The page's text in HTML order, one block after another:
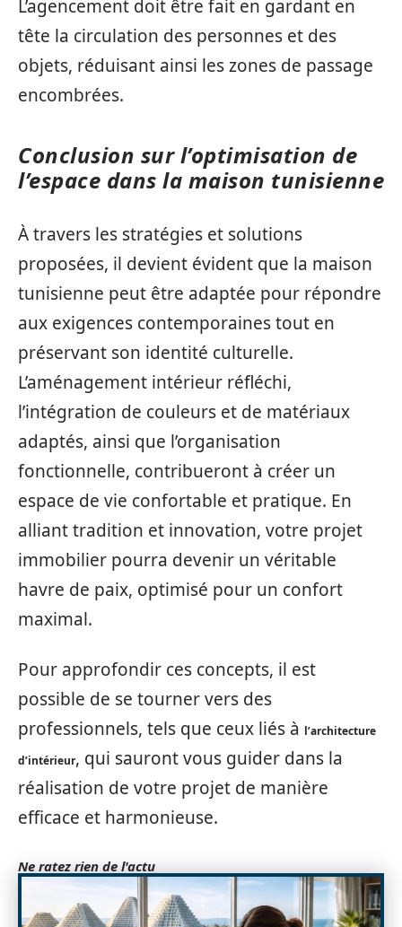
L’agencement doit être fait en gardant en
tête la circulation des personnes et des
objets, réduisant ainsi les zones de passage
encombrées.
Conclusion sur l’optimisation de
l’espace dans la maison tunisienne
À travers les stratégies et solutions
proposées, il devient évident que la maison
tunisienne peut être adaptée pour répondre
aux exigences contemporaines tout en
préservant son identité culturelle.
L’aménagement intérieur réfléchi,
l’intégration de couleurs et de matériaux
adaptés, ainsi que l’organisation
fonctionnelle, contribueront à créer un
espace de vie confortable et pratique. En
alliant tradition et innovation, votre projet
immobilier pourra devenir un véritable
havre de paix, optimisé pour un confort
maximal.
Pour approfondir ces concepts, il est
possible de se tourner vers des
professionnels, tels que ceux liés à l’architecture
d’intérieur, qui sauront vous guider dans la
réalisation de votre projet de manière
efficace et harmonieuse.
Ne ratez rien de l'actu